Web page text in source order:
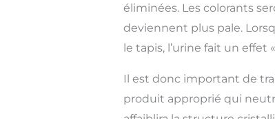
éliminées. Les colorants
deviennent plus pale.
le tapis, l’urine fait un effet
Il est donc important de
produit approprié qui